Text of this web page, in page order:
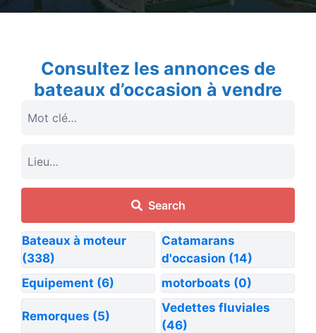
Consultez les annonces de
bateaux d’occasion à vendre
Search
Bateaux à moteur
(338)
Catamarans
d'occasion (14)
Equipement (6) motorboats (0)
Remorques (5)
Vedettes fluviales
(46)